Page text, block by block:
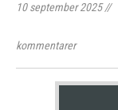
10 september 2025//
kommentarer